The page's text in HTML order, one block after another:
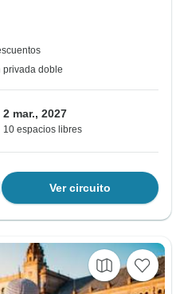
privada doble
2 mar., 2027
10 espacios libres
Ver circuito